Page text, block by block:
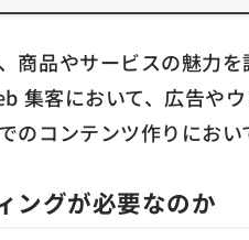
商品やサービスの魅力
集客において、広告や
のコンテンツ作りにおい
ングが必要なのか